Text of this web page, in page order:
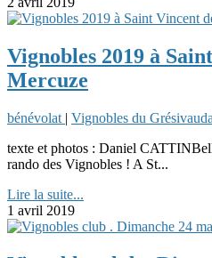
Vignobles 2019 à
Mercuze
bénévolat | Vignobles du
texte et photos : Daniel
rando des Vignobles ! A St...
Lire la suite...
1 avril 2019